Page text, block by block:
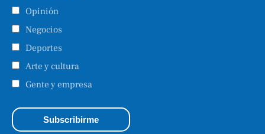
Opinión
Negocios
Deportes
Arte y cultura
Gente y empresa